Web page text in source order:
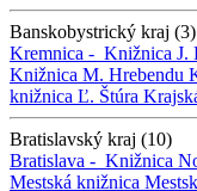
Banskobystrický kraj (3)
Kremnica - Knižnica J.
Knižnica M. Hrebendu
knižnica Ľ. Štúra
Bratislavský kraj (10)
Bratislava - Knižnica
Mestská knižnica